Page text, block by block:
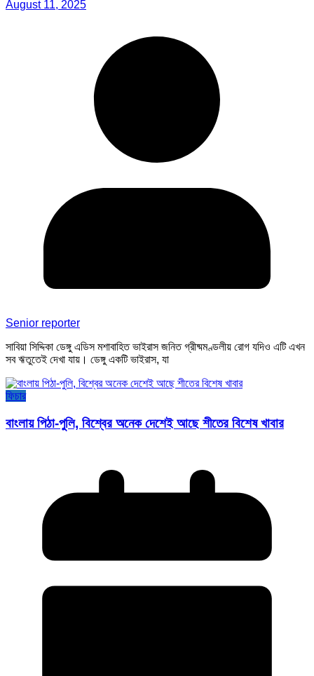
August 11, 2025
Senior reporter
সাবিয়া সিদ্দিকা ডেঙ্গু এডিস মশাবাহিত ভাইরাস জনিত গ্রীষ্মমণ্ডলীয় রোগ যদিও এটি এখন
সব ঋতুতেই দেখা যায়। ডেঙ্গু একটি ভাইরাস, যা
ফিচার
বাংলায় পিঠা-পুলি, বিশ্বের অনেক দেশেই আছে শীতের বিশেষ খাবার